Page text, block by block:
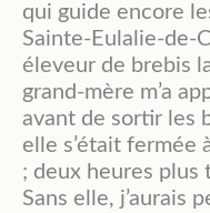
qui guide encore
Sainte-Eulalie-de-
éleveur de brebis
grand-mère m’a
avant de sortir les
elle s’était fermée
; deux heures plus
Sans elle, j’aurais